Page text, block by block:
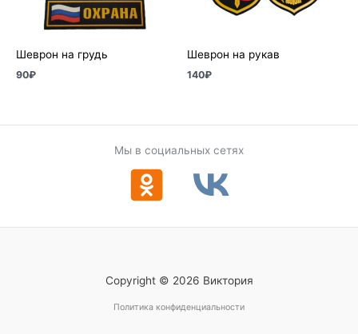
Шеврон на грудь
90₽
Шеврон на рукав
140₽
Мы в социальных сетях
Copyright © 2026 Виктория
Политика конфиденциальности